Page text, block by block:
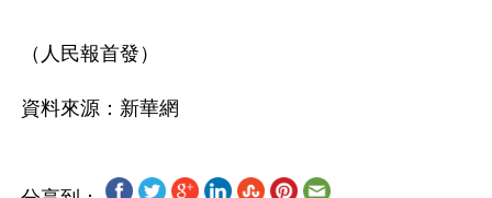
（人民報首發）